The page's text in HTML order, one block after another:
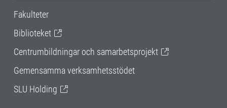
Fakulteter
Biblioteket
Centrumbildningar och samarbetsprojekt
Gemensamma verksamhetsstödet
SLU Holding